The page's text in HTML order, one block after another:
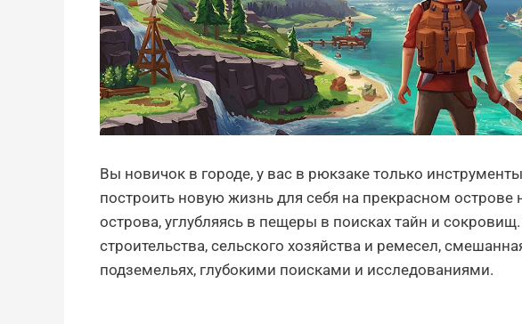
Вы новичок в городе, у вас в рюкзаке только
построить новую жизнь для себя на прекрасном острове
острова, углубляясь в пещеры в поисках тайн и
строительства, сельского хозяйства и ремесел,
подземельях, глубокими поисками и исследованиями.